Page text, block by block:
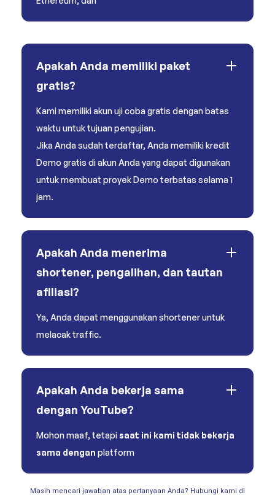
Apakah Anda memiliki paket
gratis?
Kami memiliki akun uji coba gratis dengan batas
waktu untuk tujuan pengujian.
Jika Anda sudah terdaftar, Anda memiliki kredit
Demo gratis di akun Anda yang dapat digunakan
untuk membuat proyek Demo terbatas selama 1
jam.
Apakah Anda menerima
shortener, pengalihan, dan tautan
afiliasi?
Ya, Anda dapat menggunakan shortener untuk
melacak traffic.
Apakah Anda bekerja sama
dengan YouTube?
Mohon maaf, tetapisaat ini kami tidak bekerja
sama dengan platform
Masih mencari jawaban atas pertanyaan Anda? Hubungi kami di